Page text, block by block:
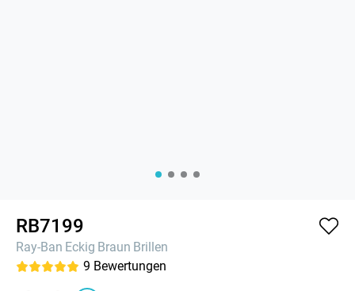
RB7199
Ray-Ban Eckig Braun Brillen
9 Bewertungen